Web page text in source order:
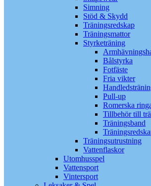
Simning
Stöd & Skydd
Träningsredskap
Träningsmattor
Styrketräning
Bålstyrka
Fotfäste
Fria vikter
Pull-up
Romerska
Tillbehör till
Träningsband
Träningsutrustning
Vattenflaskor
Utomhusspel
Vattensport
Vintersport